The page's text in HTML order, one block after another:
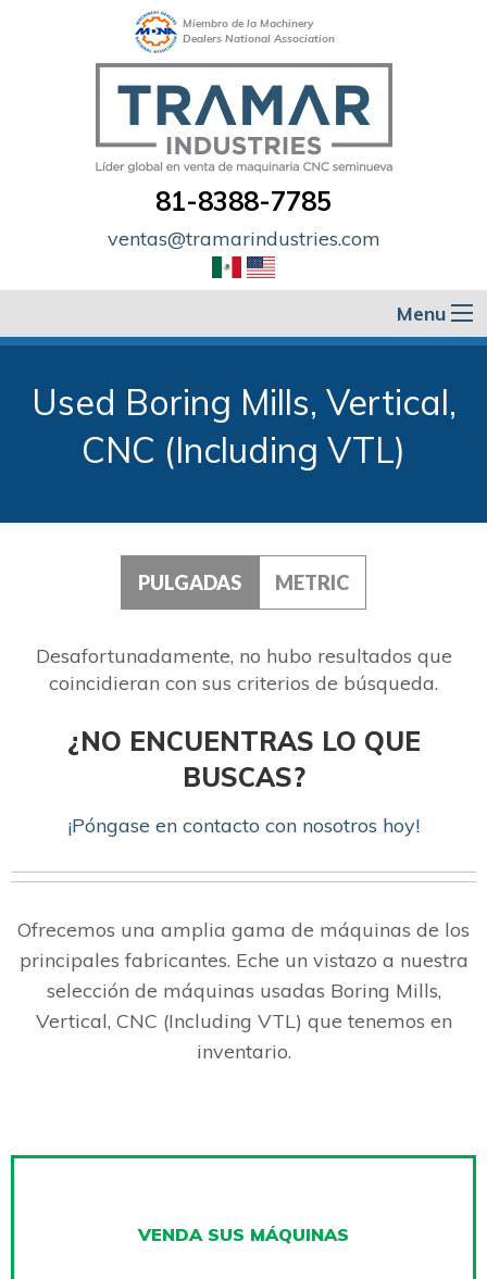
Miembro de la Machinery
Dealers National Association
81-8388-7785
ventas@tramarindustries.com
Menu
Used Boring Mills, Vertical,
CNC (Including VTL)
PULGADAS METRIC
Desafortunadamente, no hubo resultados que
coincidieran con sus criterios de búsqueda.
¿NO ENCUENTRAS LO QUE
BUSCAS?
¡Póngase en contacto con nosotros hoy!
Ofrecemos una amplia gama de máquinas de los
principales fabricantes. Eche un vistazo a nuestra
selección de máquinas usadas Boring Mills,
Vertical, CNC (Including VTL) que tenemos en
inventario.
VENDA SUS MÁQUINAS